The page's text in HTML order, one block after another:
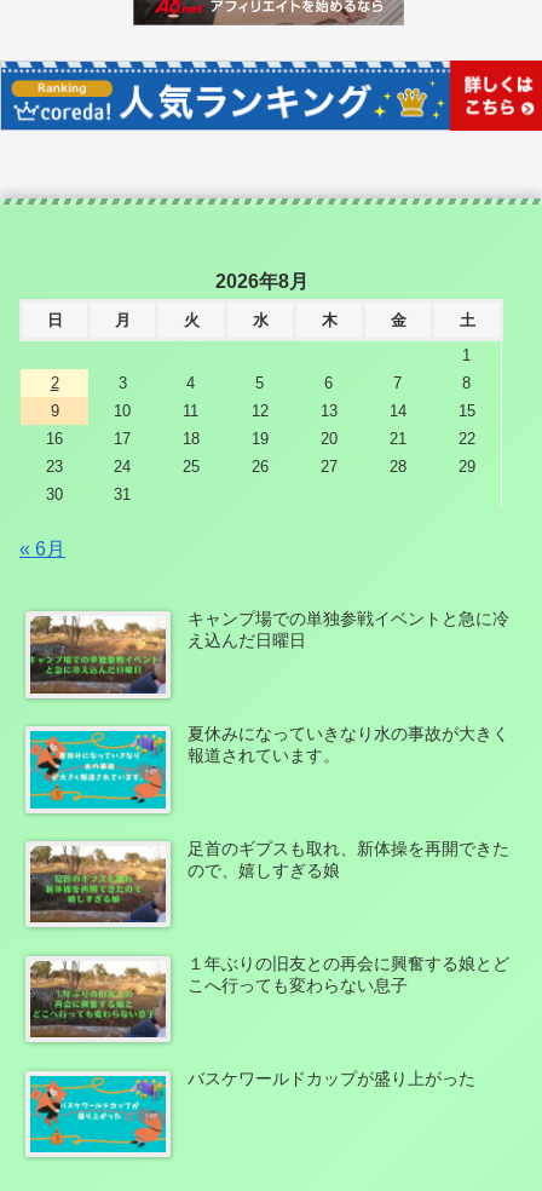
2026年8月
日 月 火 水 木 金
土
1
2
3 4 5 6 7
8
9
10 11 12 13 14
15
16
17 18 19 20 21
22
23
24 25 26 27 28
29
30
31
« 6月
キャンプ場での単独参戦イベントと急に冷
え込んだ日曜日
夏休みになっていきなり水の事故が大きく
報道されています。
足首のギプスも取れ、新体操を再開できた
ので、嬉しすぎる娘
１年ぶりの旧友との再会に興奮する娘とど
こへ行っても変わらない息子
バスケワールドカップが盛り上がった